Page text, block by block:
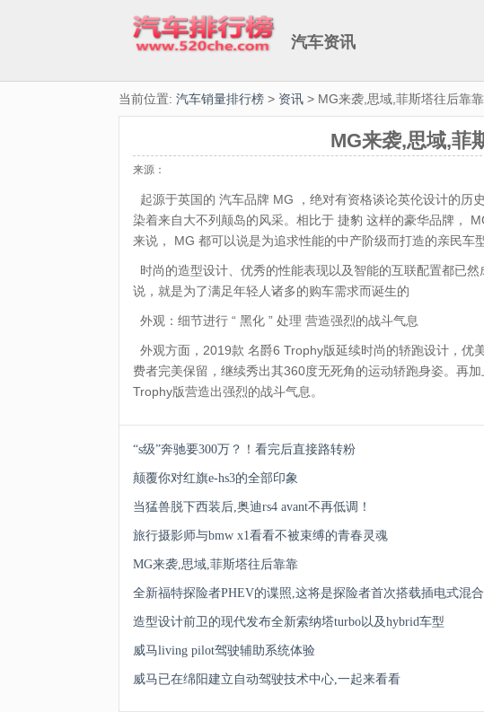
汽车资讯
当前位置: 汽车销量排行榜 > 资讯 > MG来袭,思域,菲斯塔往后靠靠
MG来袭,思域,菲
来源：
起源于英国的 汽车品牌 MG ，绝对有资格谈论英伦设计的历
染着来自大不列颠岛的风采。相比于 捷豹 这样的豪华品牌，
来说， MG 都可以说是为追求性能的中产阶级而打造的亲民车型
时尚的造型设计、优秀的性能表现以及智能的互联配置都已
说，就是为了满足年轻人诸多的购车需求而诞生的
外观：细节进行 “ 黑化 ” 处理 营造强烈的战斗气息
外观方面，2019款 名爵6 Trophy版延续时尚的轿跑设计，优
费者完美保留，继续秀出其360度无死角的运动轿跑身姿。再
Trophy版营造出强烈的战斗气息。
“s级”奔驰要300万？！看完后直接路转粉
颠覆你对红旗e-hs3的全部印象
当猛兽脱下西装后,奥迪rs4 avant不再低调！
旅行摄影师与bmw x1看看不被束缚的青春灵魂
MG来袭,思域,菲斯塔往后靠靠
全新福特探险者PHEV的谍照,这将是探险者首次搭载插电式混合
造型设计前卫的现代发布全新索纳塔turbo以及hybrid车型
威马living pilot驾驶辅助系统体验
威马已在绵阳建立自动驾驶技术中心,一起来看看